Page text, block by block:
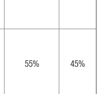
55% 45%